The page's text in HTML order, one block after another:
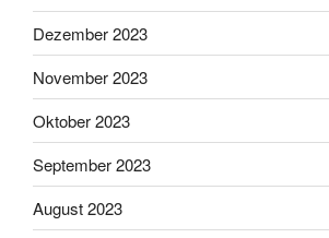
Dezember 2023
November 2023
Oktober 2023
September 2023
August 2023